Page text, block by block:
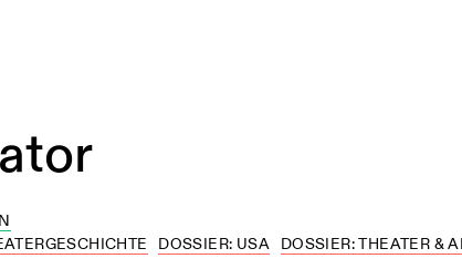
DOSSIER: USA DOSSIER: THEATER &